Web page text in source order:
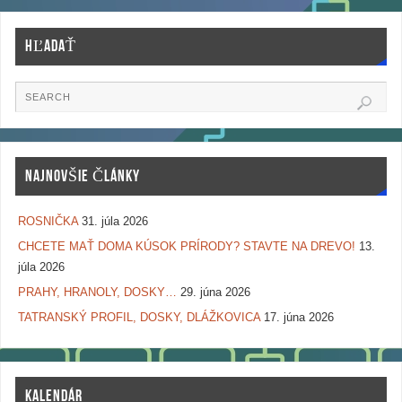
HĽADAŤ
NAJNOVŠIE ČLÁNKY
ROSNIČKA 31. júla 2026
CHCETE MAŤ DOMA KÚSOK PRÍRODY? STAVTE NA DREVO! 13.
júla 2026
PRAHY, HRANOLY, DOSKY…
29. júna 2026
TATRANSKÝ PROFIL, DOSKY, DLÁŽKOVICA 17. júna 2026
KALENDÁR